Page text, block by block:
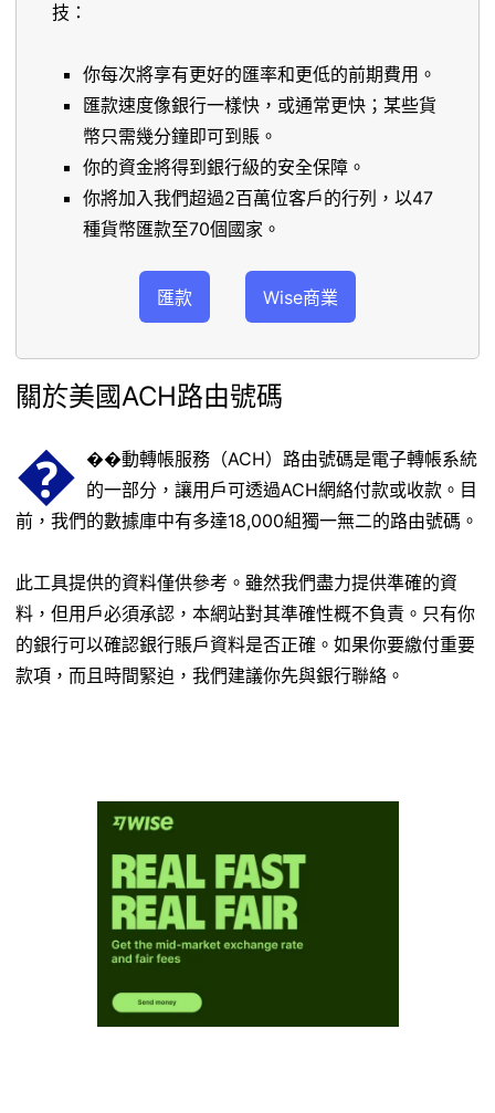
技：
你每次將享有更好的匯率和更低的前期費用。
匯款速度像銀行一樣快，或通常更快；某些貨
幣只需幾分鐘即可到賬。
你的資金將得到銀行級的安全保障。
你將加入我們超過2百萬位客戶的行列，以47
種貨幣匯款至70個國家。
匯款 Wise商業
關於美國ACH路由號碼
� ��動轉帳服務（ACH）路由號碼是電子轉帳系統
的一部分，讓用戶可透過ACH網絡付款或收款。目
前，我們的數據庫中有多達18,000組獨一無二的路由號碼。
此工具提供的資料僅供參考。雖然我們盡力提供準確的資
料，但用戶必須承認，本網站對其準確性概不負責。只有你
的銀行可以確認銀行賬戶資料是否正確。如果你要繳付重要
款項，而且時間緊迫，我們建議你先與銀行聯絡。